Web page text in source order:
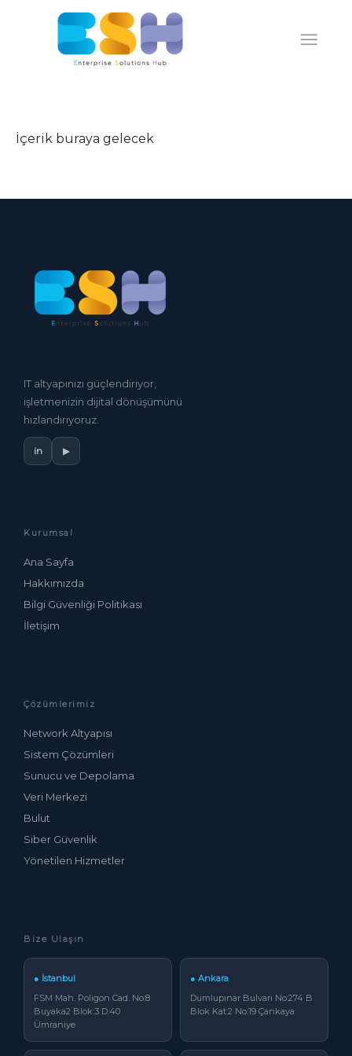
İçerik buraya gelecek
IT altyapınızı güçlendiriyor,
işletmenizin dijital dönüşümünü
hızlandırıyoruz.
in ▶
Kurumsal
Ana Sayfa
Hakkımızda
Bilgi Güvenliği Politikası
İletişim
Çözümlerimiz
Network Altyapısı
Sistem Çözümleri
Sunucu ve Depolama
Veri Merkezi
Bulut
Siber Güvenlik
Yönetilen Hizmetler
Bize Ulaşın
● İstanbul
FSM Mah. Poligon Cad. No:8
Buyaka2 Blok:3 D:40
Ümraniye
● Ankara
Dumlupınar Bulvarı No:274 B
Blok Kat:2 No:19 Çankaya